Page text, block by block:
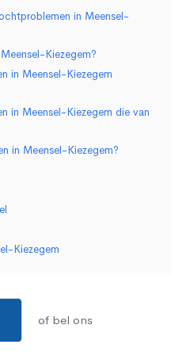
in Meensel-
Kiezegem?
in Meensel-Kiezegem
in Meensel-Kiezegem die van
in Meensel-Kiezegem?
Kiezegem
of bel ons